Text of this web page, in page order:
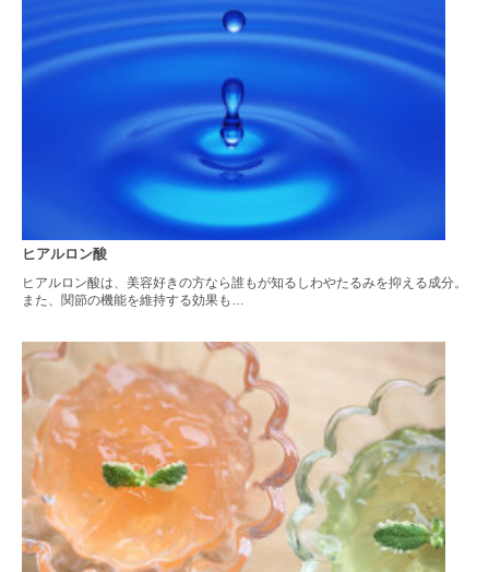
ヒアルロン酸
ヒアルロン酸は、美容好きの方なら誰もが知るしわやたるみを抑える成分。
また、関節の機能を維持する効果も…